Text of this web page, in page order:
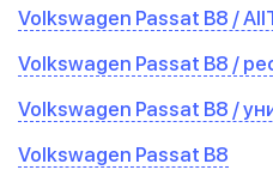
Volkswagen Passat B8 /
Volkswagen Passat B8 /
Volkswagen Passat B8 /
Volkswagen Passat B8